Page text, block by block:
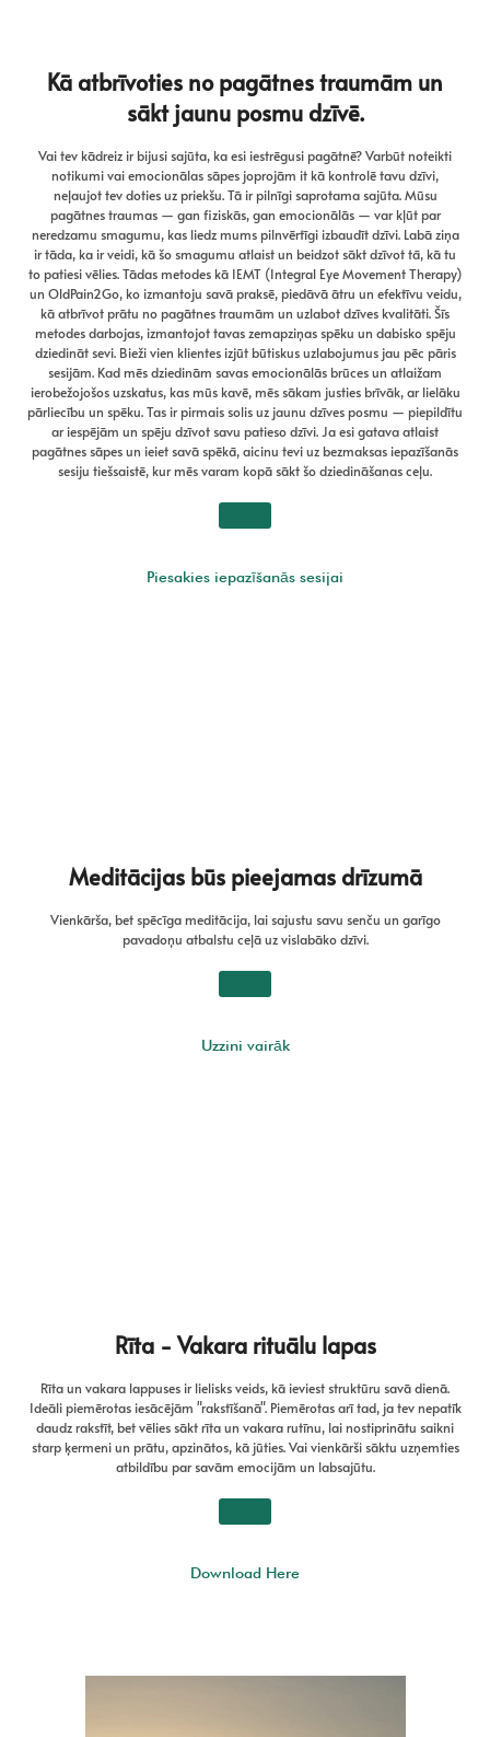
Kā atbrīvoties no pagātnes traumām un
sākt jaunu posmu dzīvē.
Vai tev kādreiz ir bijusi sajūta, ka esi iestrēgusi pagātnē? Varbūt noteikti
notikumi vai emocionālas sāpes joprojām it kā kontrolē tavu dzīvi,
neļaujot tev doties uz priekšu. Tā ir pilnīgi saprotama sajūta. Mūsu
pagātnes traumas — gan fiziskās, gan emocionālās — var kļūt par
neredzamu smagumu, kas liedz mums pilnvērtīgi izbaudīt dzīvi. Labā ziņa
ir tāda, ka ir veidi, kā šo smagumu atlaist un beidzot sākt dzīvot tā, kā tu
to patiesi vēlies. Tādas metodes kā IEMT (Integral Eye Movement Therapy)
un OldPain2Go, ko izmantoju savā praksē, piedāvā ātru un efektīvu veidu,
kā atbrīvot prātu no pagātnes traumām un uzlabot dzīves kvalitāti. Šīs
metodes darbojas, izmantojot tavas zemapziņas spēku un dabisko spēju
dziedināt sevi. Bieži vien klientes izjūt būtiskus uzlabojumus jau pēc pāris
sesijām. Kad mēs dziedinām savas emocionālās brūces un atlaižam
ierobežojošos uzskatus, kas mūs kavē, mēs sākam justies brīvāk, ar lielāku
pārliecību un spēku. Tas ir pirmais solis uz jaunu dzīves posmu — piepildītu
ar iespējām un spēju dzīvot savu patieso dzīvi. Ja esi gatava atlaist
pagātnes sāpes un ieiet savā spēkā, aicinu tevi uz bezmaksas iepazīšanās
sesiju tiešsaistē, kur mēs varam kopā sākt šo dziedināšanas ceļu.
Piesakies iepazīšanās sesijai
Meditācijas būs pieejamas drīzumā
Vienkārša, bet spēcīga meditācija, lai sajustu savu senču un garīgo
pavadoņu atbalstu ceļā uz vislabāko dzīvi.
Uzzini vairāk
Rīta - Vakara rituālu lapas
Rīta un vakara lappuses ir lielisks veids, kā ieviest struktūru savā dienā.
Ideāli piemērotas iesācējām "rakstīšanā". Piemērotas arī tad, ja tev nepatīk
daudz rakstīt, bet vēlies sākt rīta un vakara rutīnu, lai nostiprinātu saikni
starp ķermeni un prātu, apzinātos, kā jūties. Vai vienkārši sāktu uzņemties
atbildību par savām emocijām un labsajūtu.
Download Here